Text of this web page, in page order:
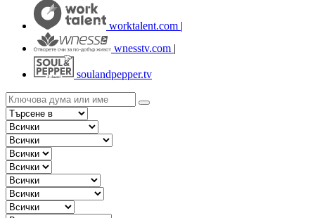
worktalent.com |
wnesstv.com |
soulandpepper.tv